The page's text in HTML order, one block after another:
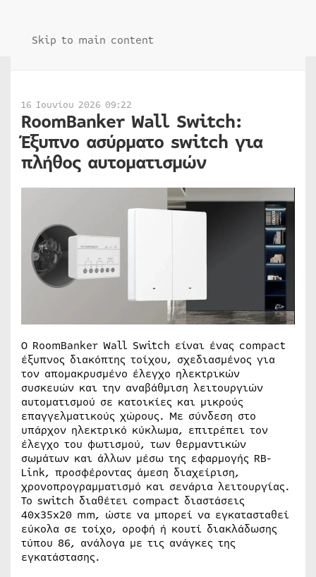
Skip to main content
16 Ιουνίου 2026 09:22
RoomBanker Wall Switch:
Έξυπνο ασύρματο switch για
πλήθος αυτοματισμών
Ο RoomBanker Wall Switch είναι ένας compact
έξυπνος διακόπτης τοίχου, σχεδιασμένος για
τον απομακρυσμένο έλεγχο ηλεκτρικών
συσκευών και την αναβάθμιση λειτουργιών
αυτοματισμού σε κατοικίες και μικρούς
επαγγελματικούς χώρους. Με σύνδεση στο
υπάρχον ηλεκτρικό κύκλωμα, επιτρέπει τον
έλεγχο του φωτισμού, των θερμαντικών
σωμάτων και άλλων μέσω της εφαρμογής RB-
Link, προσφέροντας άμεση διαχείριση,
χρονοπρογραμματισμό και σενάρια λειτουργίας.
Το switch διαθέτει compact διαστάσεις
40x35x20 mm, ώστε να μπορεί να εγκατασταθεί
εύκολα σε τοίχο, οροφή ή κουτί διακλάδωσης
τύπου 86, ανάλογα με τις ανάγκες της
εγκατάστασης.